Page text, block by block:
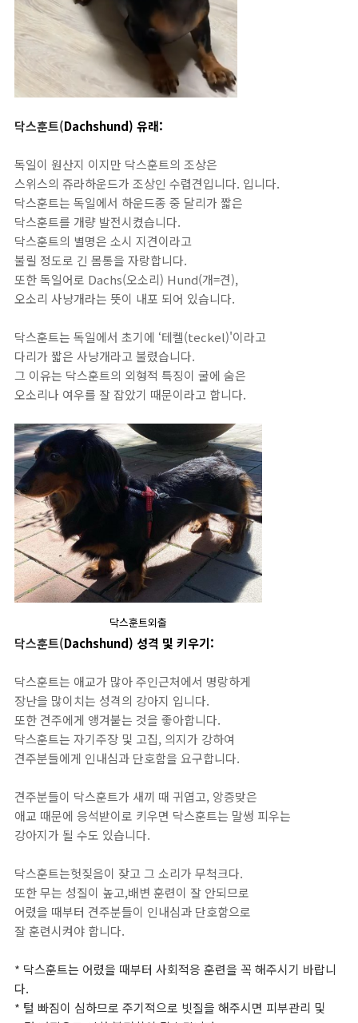
닥스훈트(Dachshund) 유래:
독일이 원산지 이지만 닥스훈트의 조상은
스위스의 쥬라하운드가 조상인 수렵견입니다. 입니다.
닥스훈트는 독일에서 하운드종 중 달리가 짧은
닥스훈트를 개량 발전시켰습니다.
닥스훈트의 별명은 소시 지견이라고
불릴 정도로 긴 몸통을 자랑합니다.
또한 독일어로 Dachs(오소리) Hund(개=견),
오소리 사냥개라는 뜻이 내포 되어 있습니다.
닥스훈트는 독일에서 초기에 ‘테켈(teckel)'이라고
다리가 짧은 사냥개라고불렸습니다.
그 이유는 닥스훈트의 외형적 특징이 굴에 숨은
오소리나 여우를 잘 잡았기 때문이라고 합니다.
닥스훈트외출
닥스훈트(Dachshund) 성격 및 키우기:
닥스훈트는 애교가 많아주인근처에서 명랑하게
장난을 많이치는 성격의 강아지 입니다.
또한 견주에게 앵겨붙는 것을 좋아합니다.
닥스훈트는 자기주장 및 고집, 의지가 강하여
견주분들에게 인내심과 단호함을 요구합니다.
견주분들이 닥스훈트가 새끼 때 귀엽고, 앙증맞은
애교 때문에 응석받이로 키우면 닥스훈트는 말썽 피우는
강아지가 될 수도 있습니다.
닥스훈트는헛짖음이 잦고그 소리가무척크다.
또한무는 성질이 높고,배변 훈련이 잘 안되므로
어렸을 때부터 견주분들이 인내심과 단호함으로
잘훈련시켜야 합니다.
* 닥스훈트는 어렸을 때부터 사회적응 훈련을 꼭 해주시기 바랍니
다.
* 털 빠짐이 심하므로 주기적으로 빗질을 해주시면 피부관리 및